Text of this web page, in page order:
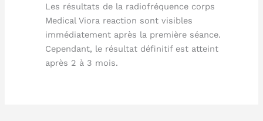
Les résultats de la radiofréquence corps
Medical Viora reaction sont visibles
immédiatement après la première séance.
Cependant, le résultat définitif est atteint
après 2 à 3 mois.